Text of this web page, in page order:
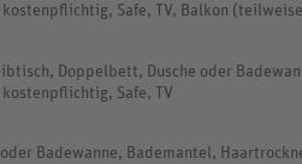
Safe, TV, Balkon
Doppelbett, Dusche oder
Safe, TV
Badewanne, Bademantel,